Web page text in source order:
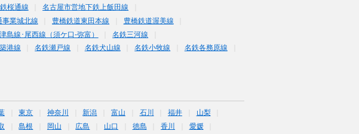
桜通線
名古屋市営地下鉄上飯田線
事業城北線 豊橋鉄道東田本線
豊橋鉄道渥美線
島線･尾西線（須ケ口-弥富）
名鉄三河線
港線 名鉄瀬戸線 名鉄犬山線 名鉄小牧線
名鉄各務原線
東京 神奈川 新潟 富山 石川 福井
山梨
島根 岡山 広島 山口 徳島 香川 愛媛